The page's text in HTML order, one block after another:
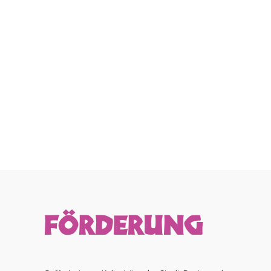
FÖRDERUNG